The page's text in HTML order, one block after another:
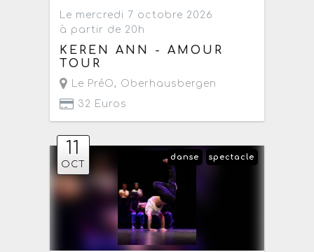
Le mercredi 7 octobre 2026
à partir de 20h
KEREN ANN - AMOUR
TOUR
Le PréO, Oberhausbergen
32 Euros
11
OCT
spectacle
danse